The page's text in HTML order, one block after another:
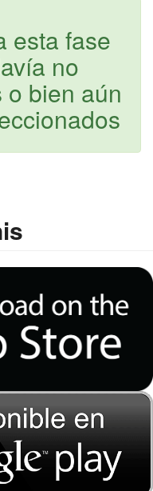
esta fase
no
bien aún